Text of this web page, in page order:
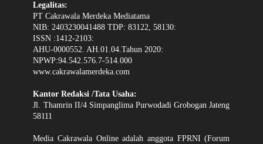
Legalitas:
PT Cakrawala Merdeka Mediatama
NIB: 2403230041488 TDP: 83122, 58130:
ISSN :1412-2103:
AHU-0000552. AH.01.04.Tahun 2020:
NPWP:94.542.576.7-514.000
www.cakrawalamerdeka.com
Kantor Redaksi /Tata Usaha:
Jl. Thamrin II/4 Simpanglima Purwodadi Grobogan Jateng
58111
Media Cakrawala Online adalah anggota FPRNI (Forum